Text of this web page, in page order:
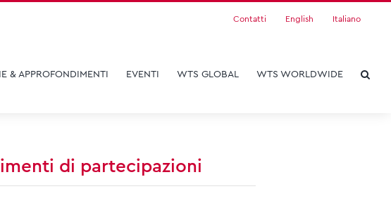
Contatti English Italiano
& APPROFONDIMENTI EVENTI WTS GLOBAL WTS WORLDWIDE
di partecipazioni